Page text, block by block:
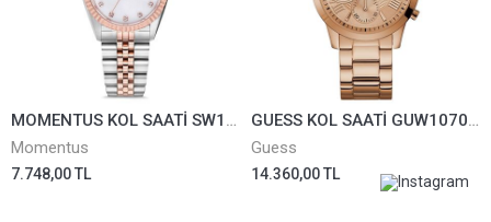
MOMENTUS KOL SAATİ SW132T-02SR
Momentus
7.748,00 TL
GUESS KOL SAATİ GUW1070L3
Guess
14.360,00 TL